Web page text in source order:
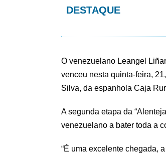
DESTAQUE
O venezuelano Leangel
venceu nesta quinta-feira,
Silva, da espanhola Caja
A segunda etapa da
venezuelano a bater toda a
“É uma excelente chegada,